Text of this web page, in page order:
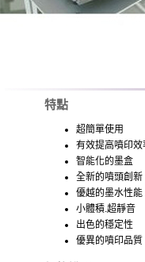
特點
超簡單使用
有效提高噴印效
智能化的墨盒
全新的噴頭創新
優越的墨水性能
小體積.超靜音
出色的穩定性
優異的噴印品質